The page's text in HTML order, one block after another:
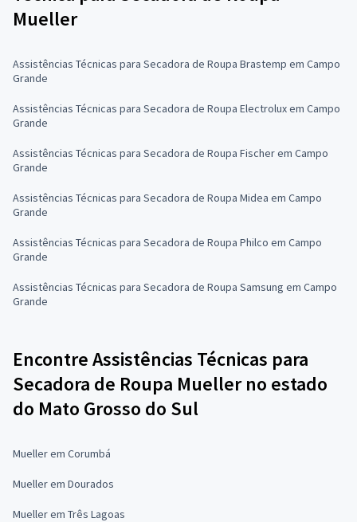
Mueller
Assistências Técnicas para Secadora de Roupa Brastemp em Campo
Grande
Assistências Técnicas para Secadora de Roupa Electrolux em Campo
Grande
Assistências Técnicas para Secadora de Roupa Fischer em Campo
Grande
Assistências Técnicas para Secadora de Roupa Midea em Campo
Grande
Assistências Técnicas para Secadora de Roupa Philco em Campo
Grande
Assistências Técnicas para Secadora de Roupa Samsung em Campo
Grande
Encontre Assistências Técnicas para
Secadora de Roupa Mueller no estado
do Mato Grosso do Sul
Mueller em Corumbá
Mueller em Dourados
Mueller em Três Lagoas